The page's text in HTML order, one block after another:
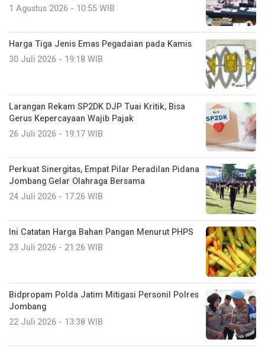
1 Agustus 2026 - 10:55 WIB
Harga Tiga Jenis Emas Pegadaian pada Kamis
30 Juli 2026 - 19:18 WIB
Larangan Rekam SP2DK DJP Tuai Kritik, Bisa
Gerus Kepercayaan Wajib Pajak
26 Juli 2026 - 19:17 WIB
Perkuat Sinergitas, Empat Pilar Peradilan Pidana
Jombang Gelar Olahraga Bersama
24 Juli 2026 - 17:26 WIB
Ini Catatan Harga Bahan Pangan Menurut PHPS
23 Juli 2026 - 21:26 WIB
Bidpropam Polda Jatim Mitigasi Personil Polres
Jombang
22 Juli 2026 - 13:38 WIB